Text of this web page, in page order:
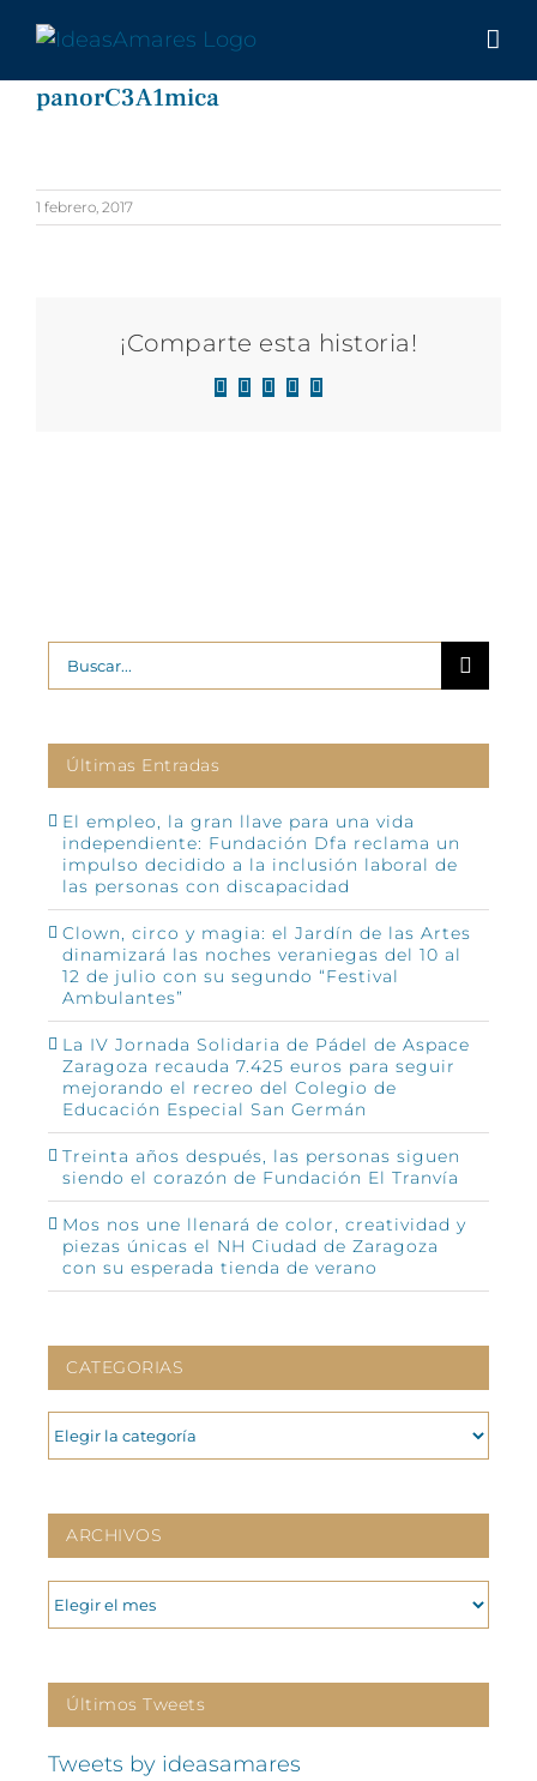
contenido
panorC3A1mica
1 febrero, 2017
¡Comparte esta historia!
Facebook
X LinkedIn
WhatsApp
Correo
Buscar:
Últimas Entradas
El empleo, la gran llave para una vida
independiente: Fundación Dfa reclama un
impulso decidido a la inclusión laboral de
las personas con discapacidad
Clown, circo y magia: el Jardín de las Artes
dinamizará las noches veraniegas del 10 al
12 de julio con su segundo “Festival
Ambulantes”
La IV Jornada Solidaria de Pádel de Aspace
Zaragoza recauda 7.425 euros para seguir
mejorando el recreo del Colegio de
Educación Especial San Germán
Treinta años después, las personas siguen
siendo el corazón de Fundación El Tranvía
Mos nos une llenará de color, creatividad y
piezas únicas el NH Ciudad de Zaragoza
con su esperada tienda de verano
CATEGORIAS
CATEGORIAS
ARCHIVOS
ARCHIVOS
Últimos Tweets
Tweets by ideasamares